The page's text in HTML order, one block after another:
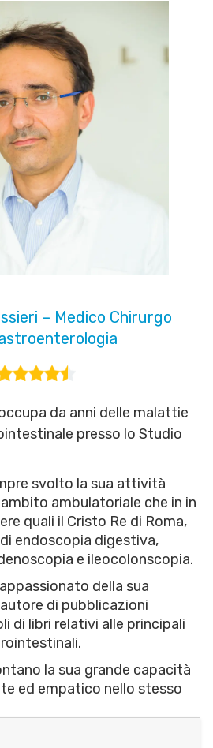
– Medico Chirurgo
da anni delle malattie
presso lo Studio
svolto la sua attività
ambulatoriale che in in
quali il Cristo Re di Roma,
endoscopia digestiva,
e ileocolonscopia.
della sua
di pubblicazioni
di libri relativi alle principali
la sua grande capacità
ed empatico nello stesso